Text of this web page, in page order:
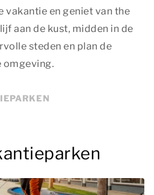
vakantie en geniet van the
aan de kust, midden in de
steden en plan de
omgeving.